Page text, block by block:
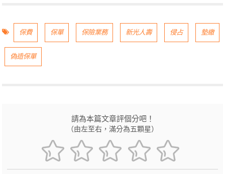
保費 保單 保險業務 新光人壽 侵占 墊繳
偽造保單
請為本篇文章評個分吧！
（由左至右，滿分為五顆星）